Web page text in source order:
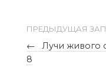
ПРЕДЫДУЩАЯ
←
Лучи живого
8